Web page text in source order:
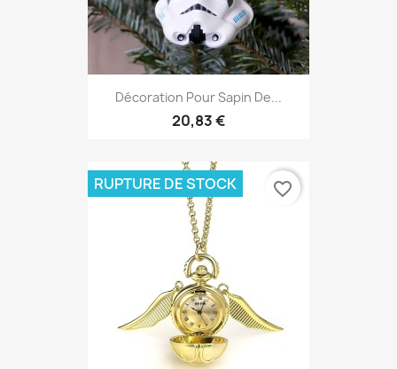
Décoration Pour Sapin De...
20,83 €
RUPTURE DE STOCK favorite_border